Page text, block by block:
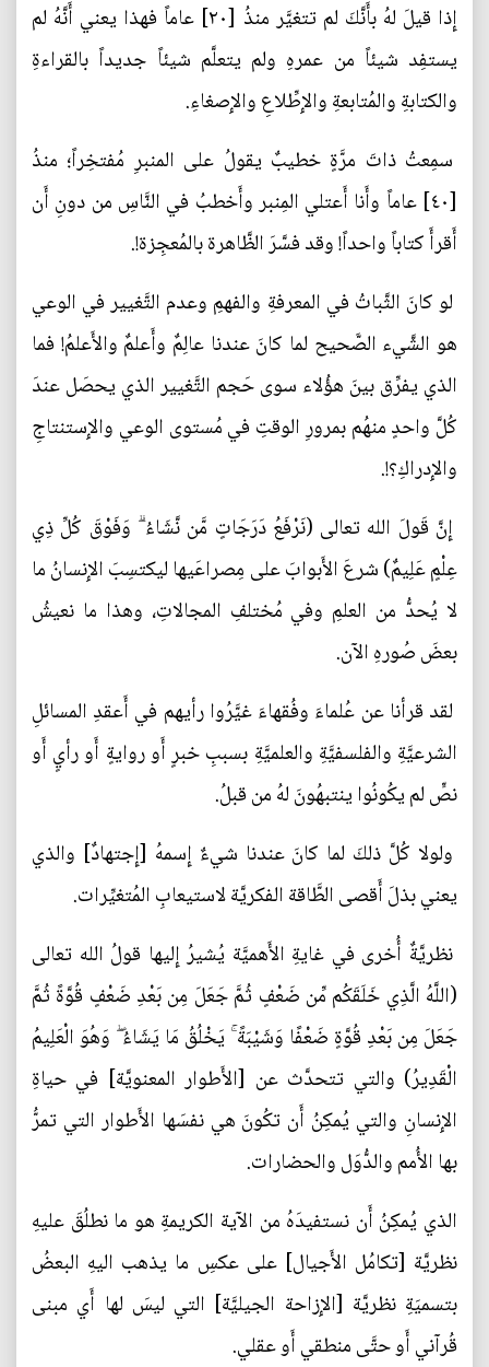
إِذا قيلَ لهُ بأَنَّكَ لم تتغيَّر منذُ [٢٠] عاماً فهذا يعني أَنَّهُ لم
يستفِد شيئاً من عمرهِ ولم يتعلَّم شيئاً جديداً بالقراءةِ
والكتابةِ والمُتابعةِ والإِطِّلاعِ والإِصغاءِ.
سمِعتُ ذاتَ مرَّةٍ خطيبٌ يقولُ على المنبرِ مُفتخِراً؛ منذُ
[٤٠] عاماً وأَنا أَعتلي المِنبر وأَخطبُ في النَّاسِ من دونِ أَن
أَقرأَ كتاباً واحداً! وقد فسَّرَ الظَّاهرة بالمُعجِزة!.
لو كانَ الثَّباتُ في المعرفةِ والفهمِ وعدم التَّغيير في الوعي
هو الشَّيء الصَّحيح لما كانَ عندنا عالِمٌ وأَعلمٌ والأَعلمُ! فما
الذي يفرِّق بينَ هؤُلاء سوى حَجم التَّغيير الذي يحصَل عندَ
كُلَّ واحدٍ منهُم بمرورِ الوقتِ في مُستوى الوعي والإِستنتاجِ
والإِدراكِ؟!.
إِنَّ قَولَ الله تعالى (نَرْفَعُ دَرَجَاتٍ مَّن نَّشَاءُ ۗ وَفَوْقَ كُلِّ ذِي
عِلْمٍ عَلِيمٌ) شرعَ الأَبوابَ على مِصراعَيها ليكتسِبَ الإِنسانُ ما
لا يُحدُّ من العلمِ وفي مُختلفِ المجالاتِ، وهذا ما نعيشُ
بعضَ صُورهِ الآن.
لقد قرأنا عن عُلماءَ وفُقهاءَ غيَّرُوا رأيهم في أَعقدِ المسائلِ
الشرعيَّةِ والفلسفيَّةِ والعلميَّةِ بسببِ خبرٍ أَو روايةٍ أَو رأيٍ أَو
نصٍّ لم يكُونُوا ينتبهُونَ لهُ من قبلُ.
ولولا كُلَّ ذلكَ لما كانَ عندنا شيءٌ إِسمهُ [إِجتهادٌ] والذي
يعني بذلَ أَقصى الطَّاقة الفكريَّة لاستيعابِ المُتغيِّرات.
نظريَّةٌ أُخرى في غايةِ الأَهميَّة يُشيرُ إِليها قولُ الله تعالى
(اللَّهُ الَّذِي خَلَقَكُم مِّن ضَعْفٍ ثُمَّ جَعَلَ مِن بَعْدِ ضَعْفٍ قُوَّةً ثُمَّ
جَعَلَ مِن بَعْدِ قُوَّةٍ ضَعْفًا وَشَيْبَةً ۚ يَخْلُقُ مَا يَشَاءُ ۖ وَهُوَ الْعَلِيمُ
الْقَدِيرُ) والتي تتحدَّث عن [الأَطوار المعنويَّة] في حياةِ
الإِنسانِ والتي يُمكِنُ أَن تكُونَ هي نفسَها الأَطوار التي تمرُّ
بها الأُمم والدُّوَل والحضارات.
الذي يُمكِنُ أَن نستفيدَهُ من الآية الكريمةِ هو ما نطلُقَ عليهِ
نظريَّة [تكامُل الأَجيال] على عكسِ ما يذهب اليهِ البعضُ
بتسميَةِ نظريَّة [الإِزاحة الجيليَّة] التي ليسَ لها أَي مبنى
قُرآني أَو حتَّى منطقي أَو عقلي.